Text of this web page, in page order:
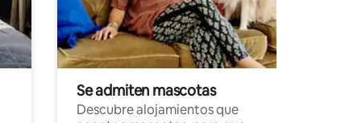
Se admiten mascotas
Descubre alojamientos que